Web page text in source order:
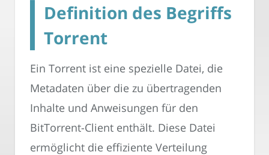
Definition des Begriffs
Torrent
Ein Torrent ist eine spezielle Datei, die
Metadaten über die zu übertragenden
Inhalte und Anweisungen für den
BitTorrent-Client enthält. Diese Datei
ermöglicht die effiziente Verteilung